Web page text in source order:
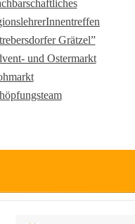
Grätzel”
und Ostermarkt